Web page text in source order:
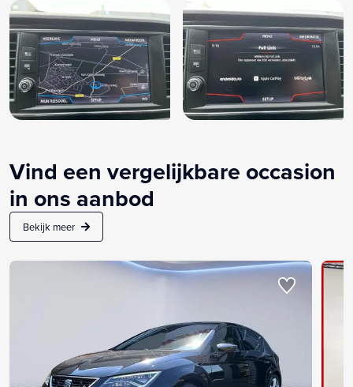
Vind een vergelijkbare occasion
in ons aanbod
Bekijk meer